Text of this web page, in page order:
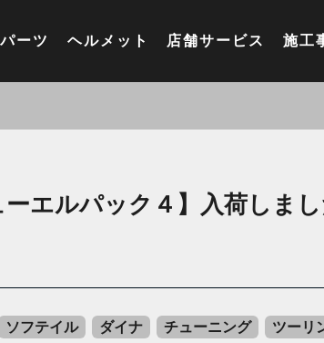
ーツ ヘルメット 店舗サービス 施工
エルパック４】入荷しま
ソフテイル ダイナ チューニング ツーリ